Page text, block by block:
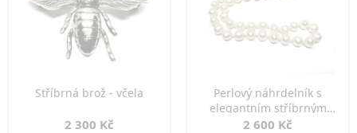
Stříbrná brož - včela
2 300 Kč
Perlový náhrdelník s
elegantním stříbrným
zapínáním
2 600 Kč